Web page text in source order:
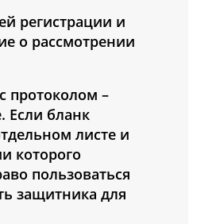
регистрации и
о рассмотрении
протоколом –
Если бланк
листе и
которого
пользоваться
защитника для